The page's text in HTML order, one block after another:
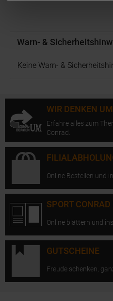
Warn- &
Keine Warn- &
WIR DENKEN UM
Erfahre alles zum
Conrad.
Online Bestellen und
SPORT
Online blättern und
GUTSCHEINE
Freude schenken,